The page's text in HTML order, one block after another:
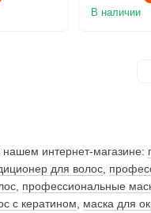
интернет-магазине:
для волос
профессиональные
с кератином маска для
В наличии